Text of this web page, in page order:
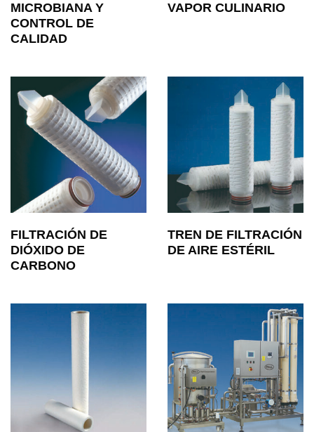
MICROBIANA Y
CONTROL DE
CALIDAD
VAPOR CULINARIO
FILTRACIÓN DE
DIÓXIDO DE
CARBONO
TREN DE FILTRACIÓN
DE AIRE ESTÉRIL